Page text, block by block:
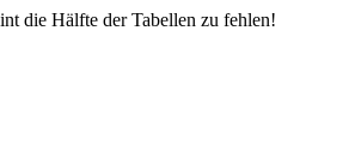
die Hälfte der Tabellen zu fehlen!